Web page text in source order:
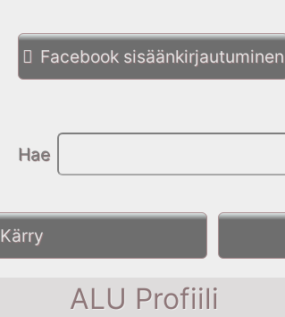
Facebook sisäänkirjautuminen
Hae
Kärry
ALU Profiili